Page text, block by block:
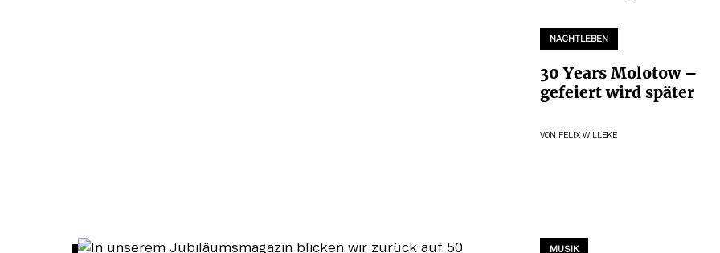
NACHTLEBEN
30 Years Molotow –
gefeiert wird später
VON FELIX WILLEKE
MUSIK